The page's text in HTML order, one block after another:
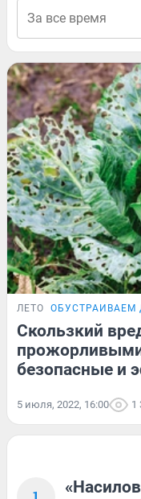
ЛЕТО ОБУСТРАИВАЕМ
Скользкий
безопасные и
5 июля, 2022, 16:00 1